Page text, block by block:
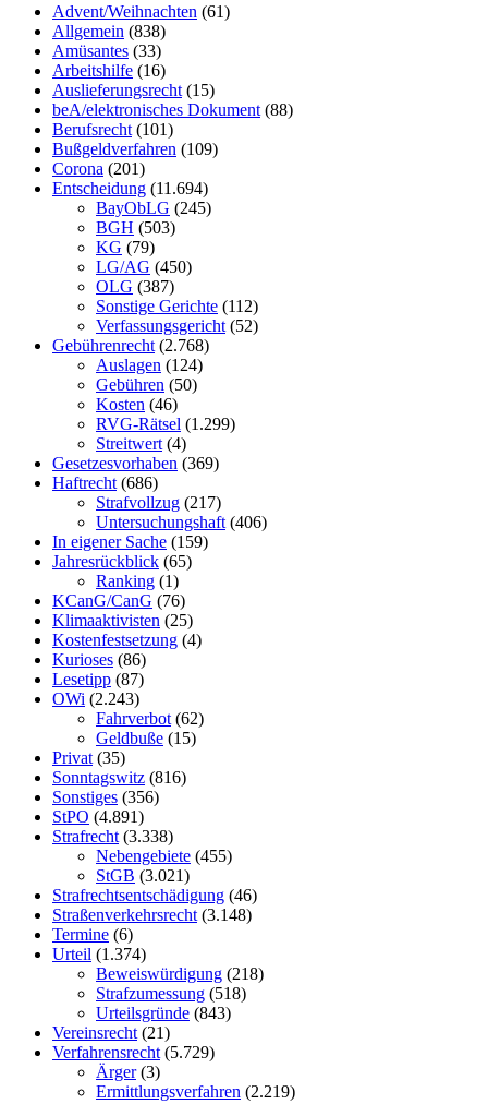
Advent/Weihnachten (61)
Allgemein (838)
Amüsantes (33)
Arbeitshilfe (16)
Auslieferungsrecht (15)
beA/elektronisches Dokument (88)
Berufsrecht (101)
Bußgeldverfahren (109)
Corona (201)
Entscheidung (11.694)
BayObLG (245)
BGH (503)
KG (79)
LG/AG (450)
OLG (387)
Sonstige Gerichte (112)
Verfassungsgericht (52)
Gebührenrecht (2.768)
Auslagen (124)
Gebühren (50)
Kosten (46)
RVG-Rätsel (1.299)
Streitwert (4)
Gesetzesvorhaben (369)
Haftrecht (686)
Strafvollzug (217)
Untersuchungshaft (406)
In eigener Sache (159)
Jahresrückblick (65)
Ranking (1)
KCanG/CanG (76)
Klimaaktivisten (25)
Kostenfestsetzung (4)
Kurioses (86)
Lesetipp (87)
OWi (2.243)
Fahrverbot (62)
Geldbuße (15)
Privat (35)
Sonntagswitz (816)
Sonstiges (356)
StPO (4.891)
Strafrecht (3.338)
Nebengebiete (455)
StGB (3.021)
Strafrechtsentschädigung (46)
Straßenverkehrsrecht (3.148)
Termine (6)
Urteil (1.374)
Beweiswürdigung (218)
Strafzumessung (518)
Urteilsgründe (843)
Vereinsrecht (21)
Verfahrensrecht (5.729)
Ärger(3)
Ermittlungsverfahren (2.219)